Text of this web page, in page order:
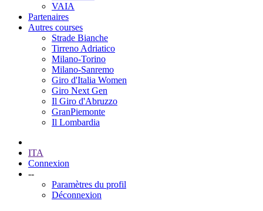
VAIA
Partenaires
Autres courses
Strade Bianche
Tirreno Adriatico
Milano-Torino
Milano-Sanremo
Giro d'Italia Women
Giro Next Gen
Il Giro d'Abruzzo
GranPiemonte
Il Lombardia
ITA
Connexion
--
Paramètres du profil
Déconnexion